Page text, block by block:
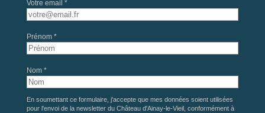
Votre email *
Prénom *
Nom *
En soumettant ce formulaire, j'accepte que mes données soient utilisées
pour l'envoi de la newsletter du Château d'Ainay-le-Vieil, conformément à